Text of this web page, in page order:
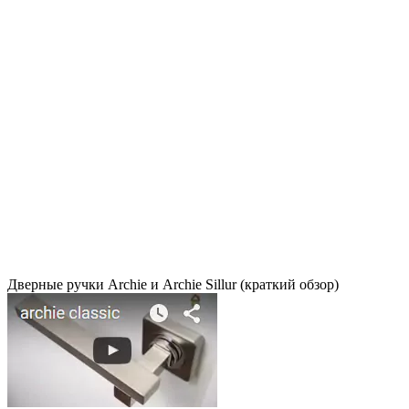
Дверные ручки Archie и Archie Sillur (краткий обзор)